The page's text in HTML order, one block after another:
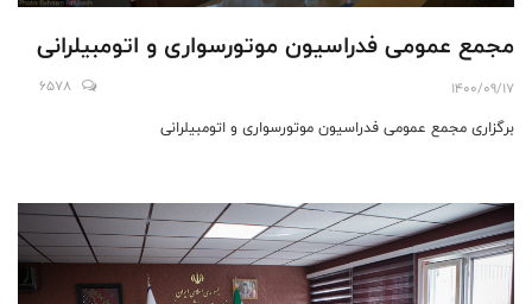
مجمع عمومی فدراسیون موتورسواری و اتومبیلرانی
1400/09/17
6578
برگزاری مجمع عمومی فدراسیون موتورسواری و اتومبیلرانی